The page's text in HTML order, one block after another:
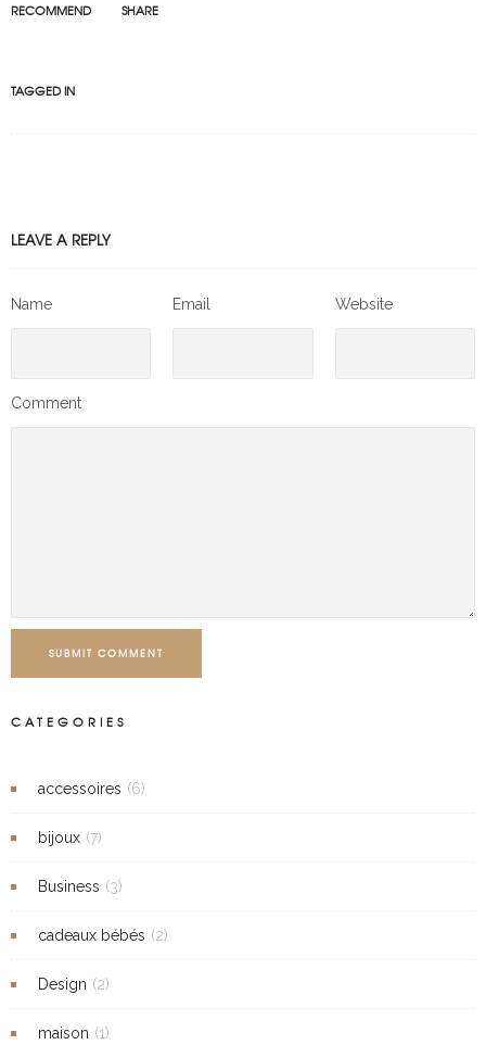
RECOMMEND SHARE
TAGGED IN
LEAVE A REPLY
Name Email Website
Comment
SUBMIT COMMENT
CATEGORIES
accessoires (6)
bijoux (7)
Business (3)
cadeaux bébés (2)
Design (2)
maison (1)